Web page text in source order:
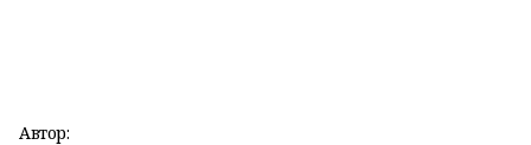
Автор: